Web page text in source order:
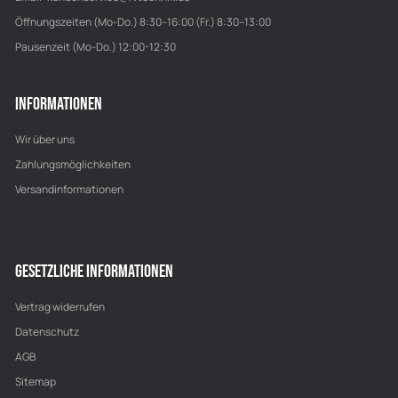
Öffnungszeiten (Mo-Do.) 8:30–16:00 (Fr.) 8:30–13:00
Pausenzeit (Mo-Do.) 12:00-12:30
INFORMATIONEN
Wir über uns
Zahlungsmöglichkeiten
Versandinformationen
GESETZLICHE INFORMATIONEN
Vertrag widerrufen
Datenschutz
AGB
Sitemap